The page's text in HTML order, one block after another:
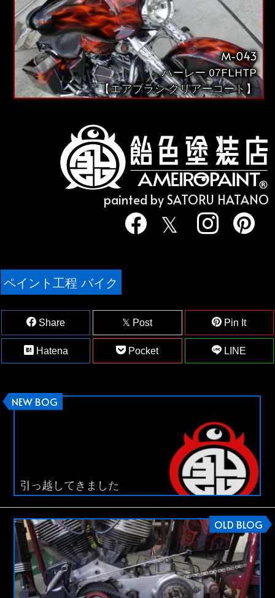
M-043
ハーレー 07FLHTP
【エアブラシ クリアーコート】
painted by SATORU HATANO
ペイント工程 バイク
Share Post Pin It
Hatena Pocket LINE
NEW BOG
引っ越してきました
OLD BLOG